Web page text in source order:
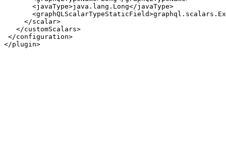
       <javaType>java.lang.Long</javaType>
     </scalar>
   </customScalars>
</configuration>